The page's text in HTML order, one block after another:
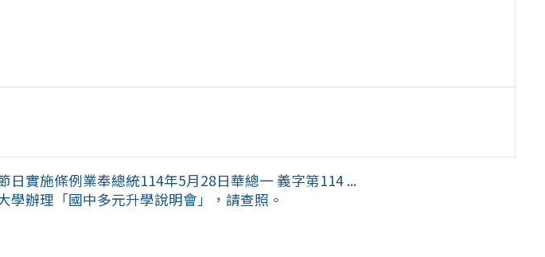
日實施條例業奉總統114年5月28日華總一 義字第114 ...
學辦理「國中多元升學說明會」，請查照。